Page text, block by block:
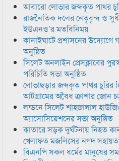
আবারো লোভার জব্দকৃত পাথর
রাজনৈতিক দলের নেতৃবৃন্দ ও
ইউএনও’র মতবিনিময়
কানাইঘাটে প্রশাসনের
অনুষ্ঠিত
সিলেট অনলাইন প্রেসক্লাবের
পরিচিতি সভা অনুষ্ঠিত
লোভাছড়ার জব্দকৃত পাথর চুরির
আটগ্রামের অবৈধ ক্রাশার জোন
লন্ডনে সিলেট শাহজালাল
অ্যাসোসিয়েশনের সভা অনুষ্ঠিত
কাতারে সড়ক দুর্ঘটনায় নিহত
খেলাফত মজলিসের নগদ
বিএনপি সকল ধর্মের মানুষের